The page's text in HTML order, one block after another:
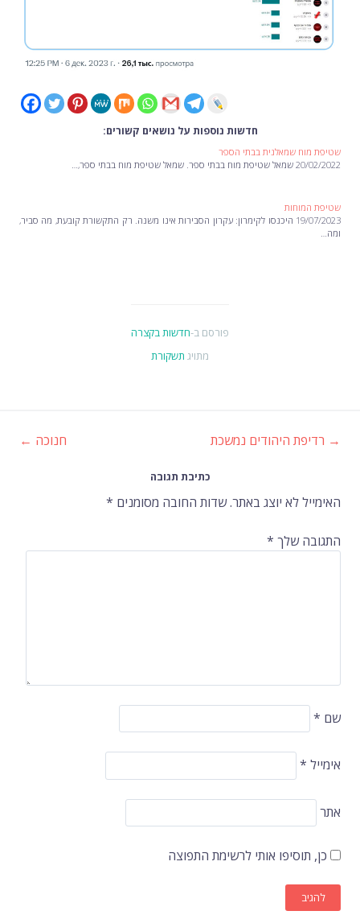
חדשות נוספות על נושאים קשורים:
שטיפת מוח שמאלנית בבתי הספר
20/02/2022 שמאל שטיפת מוח בבתי ספר. שמאל שטיפת מוח בבתי ספר,…
שטיפת המוחות
19/07/2023 היכנסו לקימרון: עקרון הסבירות אינו משנה. רק התקשורת קובעת, מה סביר,
ומה…
פורסם ב-חדשות בקצרה
מתויג תשקורת
ניווט
ברשומות
→ רדיפת היהודים נמשכת חנוכה ←
כתיבת תגובה
האימייל לא יוצג באתר.שדות החובה מסומנים *
התגובה שלך *
שם *
אימייל *
אתר
כן, תוסיפו אותי לרשימת התפוצה